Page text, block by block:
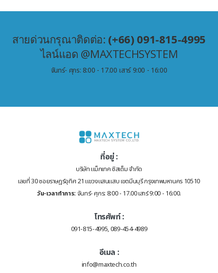
สายด่วนกรุณาติดต่อ: (+66) 091-815-4995
ไลน์แอด @MAXTECHSYSTEM
จันทร์- ศุกร: 8:00 - 17.00 เสาร์ 9:00 - 16:00
ที่อยู่ :
บริษัท แม็กเทค ซิสเต็ม จำกัด
เลขที่ 30 ซอยราษฎร์อุทิศ 21 แขวงแสนแสบ เขตมีนบุรี กรุงเทพมหานคร 10510
วัน-เวลาทำการ: จันทร์- ศุกร: 8:00 - 17.00 เสาร์ 9:00 - 16:00.
โทรศัพท์ :
091-815-4995, 089-454-4989
อีเมล :
info@maxtech.co.th